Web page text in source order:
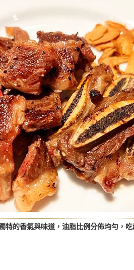
特的香氣與味道，油脂比例分佈均勻，